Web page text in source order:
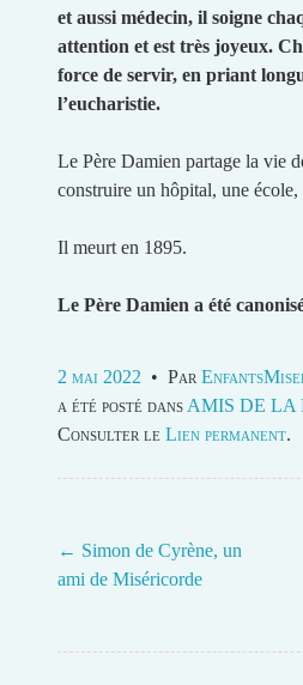
et aussi médecin, il soigne
attention et est très joyeux.
force de servir, en priant
l’eucharistie.
Le Père Damien partage la vie
construire un hôpital, une
Il meurt en 1895.
Le Père Damien a été
2 mai 2022 • Par
a été posté dans AMIS DE LA
Consulter le Lien permanent.
← Simon de Cyrène, un
ami de Miséricorde